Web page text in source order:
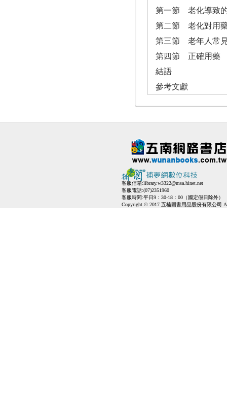
第一節 老化導致
第二節 老化對用
第三節 老年人常
第四節 正確用藥
結語
參考文獻
客服信箱:library.w3322@msa.hinet.net
客服電話:(07)2351960
客服時間:平日9：30-18：00（國定假日除外）
Copyright © 2017 五楠圖書用品股份有限公司